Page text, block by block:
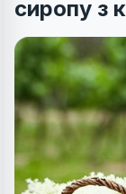
сиропу з